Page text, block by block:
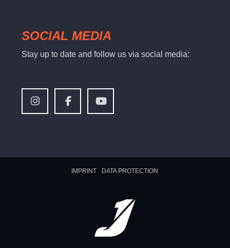
SOCIAL MEDIA
Stay up to date and follow us via social media:
IMPRINT DATA PROTECTION